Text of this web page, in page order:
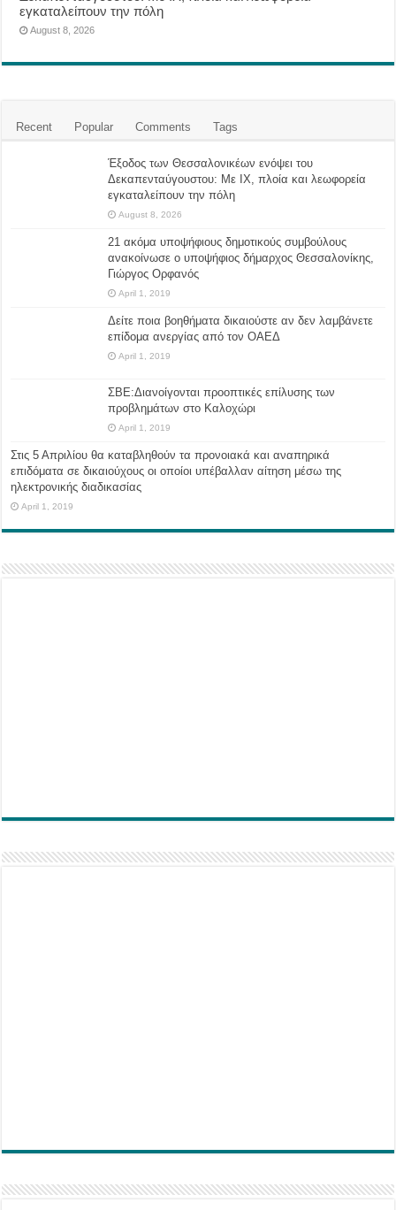
εγκαταλείπουν την πόλη
August 8, 2026
Recent Popular Comments Tags
Έξοδος των Θεσσαλονικέων ενόψει του
Δεκαπενταύγουστου: Με ΙΧ, πλοία και λεωφορεία
εγκαταλείπουν την πόλη
August 8, 2026
21 ακόμα υποψήφιους δημοτικούς συμβούλους
ανακοίνωσε ο υποψήφιος δήμαρχος Θεσσαλονίκης,
Γιώργος Ορφανός
April 1, 2019
Δείτε ποια βοηθήματα δικαιούστε αν δεν λαμβάνετε
επίδομα ανεργίας από τον ΟΑΕΔ
April 1, 2019
ΣΒΕ:Διανοίγονται προοπτικές επίλυσης των
προβλημάτων στο Καλοχώρι
April 1, 2019
Στις 5 Απριλίου θα καταβληθούν τα προνοιακά και αναπηρικά
επιδόματα σε δικαιούχους οι οποίοι υπέβαλλαν αίτηση μέσω της
ηλεκτρονικής διαδικασίας
April 1, 2019